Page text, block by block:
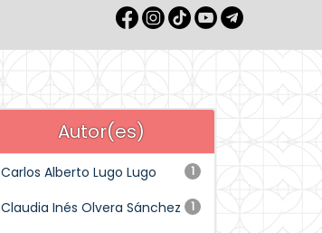
Autor(es)
1
Carlos Alberto Lugo Lugo
1
Claudia Inés Olvera Sánchez